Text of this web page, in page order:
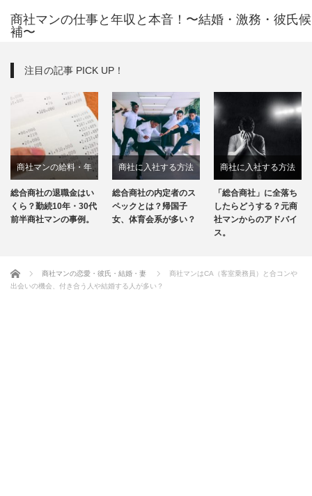
商社マンの仕事と年収と本音！〜結婚・激務・彼氏候
補〜
注目の記事 PICK UP！
商社に入社する方法
総合商社の内定者のス
ペックとは？帰国子
女、体育会系が多い？
商社に入社する方法
商社マンの転職
「総合商社」に全落ち
したらどうする？元商
社マンからのアドバイ
商社について
「総合商社」と「専門
商社」の違いを元商社
マンがわかりやすく解
説！
ホーム 商社マンの恋愛・彼氏・結婚・妻
商社マンはCA（客室乗務員）と合コンや
出会いの機会、付き合う人や結婚する人が多い？